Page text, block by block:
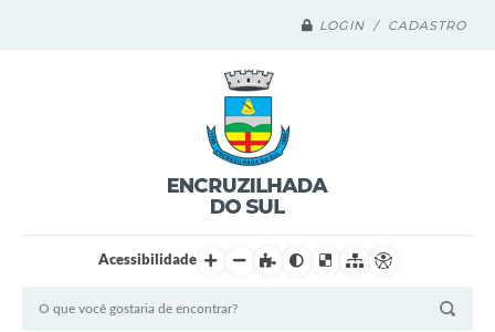
LOGIN / CADASTRO
Acessibilidade